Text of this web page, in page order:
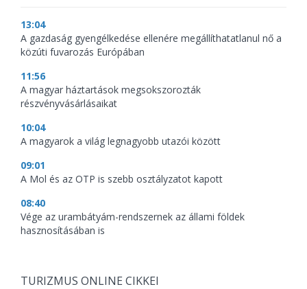
13:04
A gazdaság gyengélkedése ellenére megállíthatatlanul nő a
közúti fuvarozás Európában
11:56
A magyar háztartások megsokszorozták
részvényvásárlásaikat
10:04
A magyarok a világ legnagyobb utazói között
09:01
A Mol és az OTP is szebb osztályzatot kapott
08:40
Vége az urambátyám-rendszernek az állami földek
hasznosításában is
TURIZMUS ONLINE CIKKEI